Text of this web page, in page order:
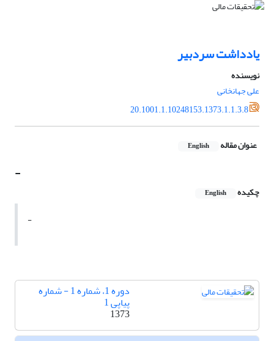
یادداشت سردبیر
نویسنده
علی جهانخانی
20.1001.1.10248153.1373.1.1.3.8
عنوان مقاله English
-
چکیده English
-
دوره 1، شماره 1 - شماره
پیاپی 1
1373